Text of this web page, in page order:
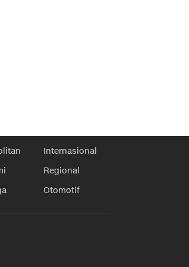
Internasional
Regional
Otomotif